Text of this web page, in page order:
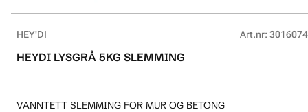
HEY'DI Art.nr:
HEYDI LYSGRÅ 5KG SLEMMING
VANNTETT SLEMMING FOR MUR OG BETONG